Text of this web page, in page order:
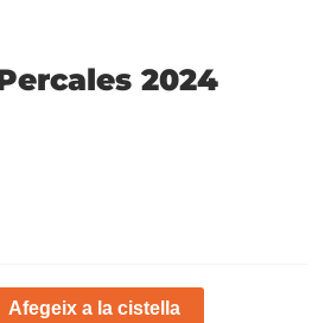
2024
Afegeix a la cistella